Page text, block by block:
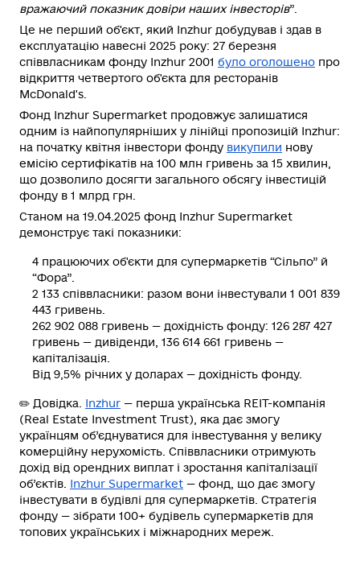
вражаючий показник довіри наших інвесторів”.
Це не перший об'єкт, який Inzhur добудував і здав в
експлуатацію навесні 2025 року: 27 березня
співвласникам фонду Inzhur 2001 було оголошено про
відкриття четвертого об'єкта для ресторанів
McDonald's.
Фонд Inzhur Supermarket продовжує залишатися
одним із найпопулярніших у лінійці пропозицій Inzhur:
на початку квітня інвестори фонду викупили нову
емісію сертифікатів на 100 млн гривень за 15 хвилин,
що дозволило досягти загального обсягу інвестицій
фонду в 1 млрд грн.
Станом на 19.04.2025 фонд Inzhur Supermarket
демонструє такі показники:
4 працюючих об'єкти для супермаркетів “Сільпо” й
“Фора”.
2 133 співвласники: разом вони інвестували 1 001 839
443 гривень.
262 902 088 гривень — дохідність фонду: 126 287 427
гривень — дивіденди, 136 614 661 гривень —
капіталізація.
Від 9,5% річних у доларах — дохідність фонду.
✏️ Довідка Inzhur — перша українська RЕІТ-компанія
(Real Estate Investment Trust), яка дає змогу
українцям об’єднуватися для інвестування у велику
комерційну нерухомість. Співвласники отримують
дохід від орендних виплат і зростання капіталізації
об’єктів. Inzhur Supermarket — фонд, що дає змогу
інвестувати в будівлі для супермаркетів. Стратегія
фонду — зібрати 100+ будівель супермаркетів для
топових українських і міжнародних мереж.